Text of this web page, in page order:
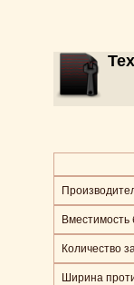
Вместимость
Количество
Ширина